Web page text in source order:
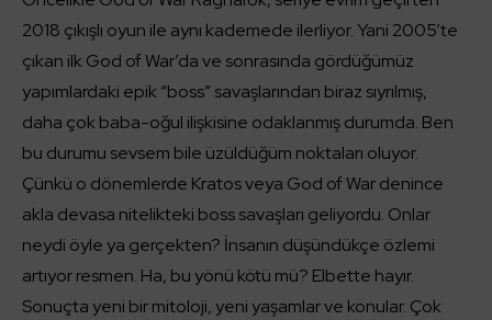
2018 çıkışlı oyun ile aynı kademede ilerliyor. Yani 2005’te
çıkan ilk God of War’da ve sonrasında gördüğümüz
yapımlardaki epik “boss” savaşlarından biraz sıyrılmış,
daha çok baba-oğul ilişkisine odaklanmış durumda. Ben
bu durumu sevsem bile üzüldüğüm noktaları oluyor.
Çünkü o dönemlerde Kratos veya God of War denince
akla devasa nitelikteki boss savaşları geliyordu. Onlar
neydi öyle ya gerçekten? İnsanın düşündükçe özlemi
artıyor resmen. Ha, bu yönü kötü mü? Elbette hayır.
Sonuçta yeni bir mitoloji, yeni yaşamlar ve konular. Çok